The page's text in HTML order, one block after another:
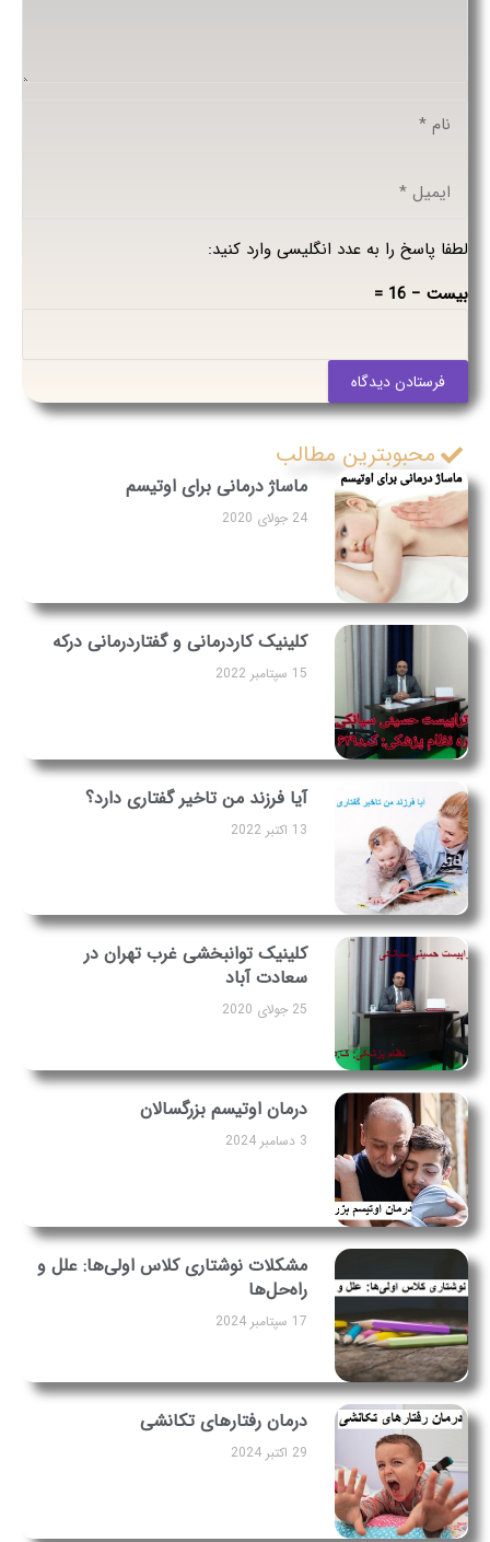
لطفا پاسخ را به عدد انگلیسی وارد کنید:
بیست − 16 =
فرستادن دیدگاه
محبوبترین مطالب
ماساژ درمانی برای اوتیسم
24 جولای 2020
کلینیک کاردرمانی و گفتاردرمانی درکه
15 سپتامبر 2022
آیا فرزند من تاخیر گفتاری دارد؟
13 اکتبر 2022
کلینیک توانبخشی غرب تهران در
سعادت آباد
25 جولای 2020
درمان اوتیسم بزرگسالان
3 دسامبر 2024
مشکلات نوشتاری کلاس اولی‌ها: علل و
راه‌حل‌ها
17 سپتامبر 2024
درمان رفتارهای تکانشی
29 اکتبر 2024